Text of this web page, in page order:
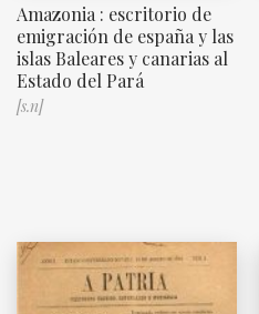
Amazonia : escritorio de
emigración de españa y las
islas Baleares y canarias al
Estado del Pará
[s.n]